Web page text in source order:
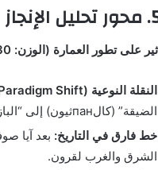
النقلة النوعية (Paradigm Shift):
الضيقة” (كالпанثيون) إلى “البازيليكا ذات القبة المركزية” — فراغ ديناميكي شاسع ومنفتح.
خط فارق في التاريخ: بعد آيا
الشرق والغرب لقرون.